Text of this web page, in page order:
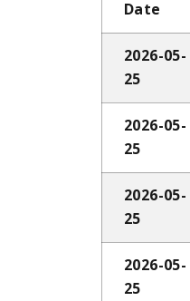
Date
2026-05-
25
2026-05-
25
2026-05-
25
2026-05-
25